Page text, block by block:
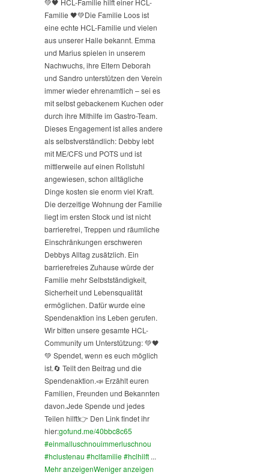
Familie 🖤💚Die Familie Loos ist
eine echte HCL-Familie und vielen
aus unserer Halle bekannt. Emma
und Marius spielen in unserem
Nachwuchs, ihre Eltern Deborah
und Sandro unterstützen den Verein
immer wieder ehrenamtlich – sei es
mit selbst gebackenem Kuchen oder
durch ihre Mithilfe im Gastro-Team.
Dieses Engagement ist alles andere
als selbstverständlich: Debby lebt
mit ME/CFS und POTS und ist
mittlerweile auf einen Rollstuhl
angewiesen, schon alltägliche
Dinge kosten sie enorm viel Kraft.
Die derzeitige Wohnung der Familie
liegt im ersten Stock und ist nicht
barrierefrei, Treppen und räumliche
Einschränkungen erschweren
Debbys Alltag zusätzlich. Ein
barrierefreies Zuhause würde der
Familie mehr Selbstständigkeit,
Sicherheit und Lebensqualität
ermöglichen. Dafür wurde eine
Spendenaktion ins Leben gerufen.
Wir bitten unsere gesamte HCL-
Community um Unterstützung: 💚🖤
💚 Spendet, wenn es euch möglich
ist.🔄 Teilt den Beitrag und die
Spendenaktion.📣 Erzählt euren
Familien, Freunden und Bekannten
davon.Jede Spende und jedes
Teilen hilft!👉 Den Link findet ihr
hier:gofund.me/40bbc8c65
#einmalluschnouimmerluschnou
#hclustenau #hclfamilie#hclhilft ...
Mehr anzeigenWeniger anzeigen